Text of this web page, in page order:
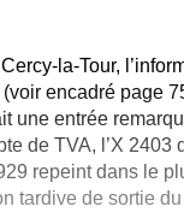
la-Tour,
encadré page
une entrée
de TVA, l’X 2403
repeint dans le
tardive de sortie